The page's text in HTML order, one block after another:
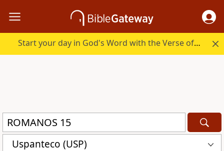
Start your day in God's Word with the Verse of the Day.
Uspanteco (USP)